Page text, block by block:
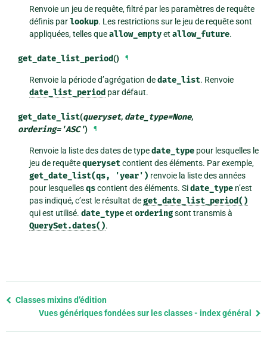
Renvoie un jeu de requête, filtré par les paramètres de requête
définis parlookup. Les restrictions sur le jeu de requête sont
appliquées, telles queallow_emptyetallow_future.
get_date_list_period() ¶
Renvoie la période d’agrégation dedate_list. Renvoie
date_list_period par défaut.
get_date_list(queryset, date_type=None,
ordering='ASC') ¶
Renvoie la liste des dates de typedate_type pour lesquelles le
jeu de requêtequerysetcontient des éléments. Par exemple,
get_date_list(qs, 'year') renvoie la liste des années
pour lesquellesqscontient des éléments. Sidate_type n’est
pas indiqué, c’est le résultat deget_date_list_period()
qui est utilisé.date_typeetorderingsont transmis à
QuerySet.dates().
Previous
Classes mixins d’édition
Vues génériques fondées sur les classes - index général